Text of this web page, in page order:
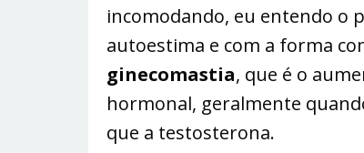
incomodando, eu entendo o
autoestima e com a forma
ginecomastia, que é o
hormonal, geralmente
que a testosterona.